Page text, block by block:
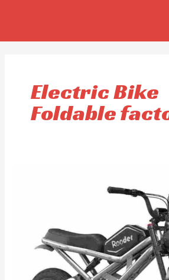
Electric Bike
Foldable